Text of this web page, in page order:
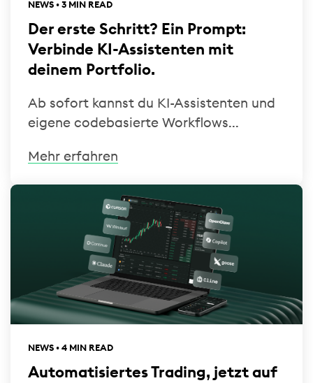
NEWS • 3 MIN READ
Der erste Schritt? Ein Prompt:
Verbinde KI-Assistenten mit
deinem Portfolio.
Ab sofort kannst du KI-Assistenten und
eigene codebasierte Workflows...
Mehr erfahren
NEWS • 4 MIN READ
Automatisiertes Trading, jetzt auf